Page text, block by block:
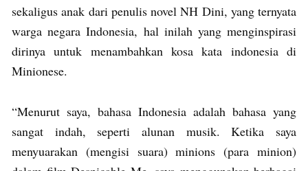
sekaligus anak dari penulis novel NH Dini, yang ternyata
warga negara Indonesia, hal inilah yang menginspirasi
dirinya untuk menambahkan kosa kata indonesia di
Minionese.
“Menurut saya, bahasa Indonesia adalah bahasa yang
sangat indah, seperti alunan musik. Ketika saya
menyuarakan (mengisi suara) minions (para minion)